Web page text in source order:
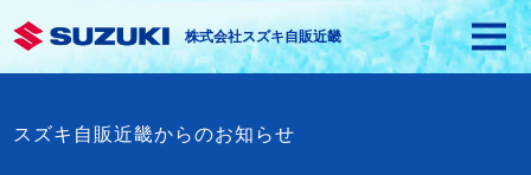
株式会社スズキ自販近畿
スズキ自販近畿からのお知らせ